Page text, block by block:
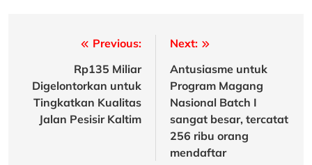
navigation
Previous:
Rp135 Miliar
Digelontorkan untuk
Tingkatkan Kualitas
Jalan Pesisir Kaltim
Next:
Antusiasme untuk
Program Magang
Nasional Batch I
sangat besar, tercatat
256 ribu orang
mendaftar